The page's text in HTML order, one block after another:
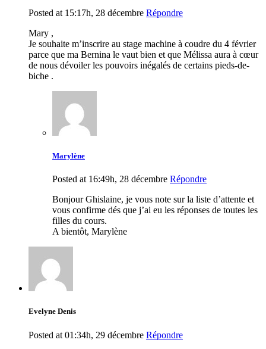
Posted at 15:17h, 28 décembre Répondre
Mary ,
Je souhaite m’inscrire au stage machine à coudre du 4 février
parce que ma Bernina le vaut bien et que Mélissa aura à cœur
de nous dévoiler les pouvoirs inégalés de certains pieds-de-
biche .
Marylène
Posted at 16:49h, 28 décembre Répondre
Bonjour Ghislaine, je vous note sur la liste d’attente et
vous confirme dés que j’ai eu les réponses de toutes les
filles du cours.
A bientôt, Marylène
Evelyne Denis
Posted at 01:34h, 29 décembre Répondre